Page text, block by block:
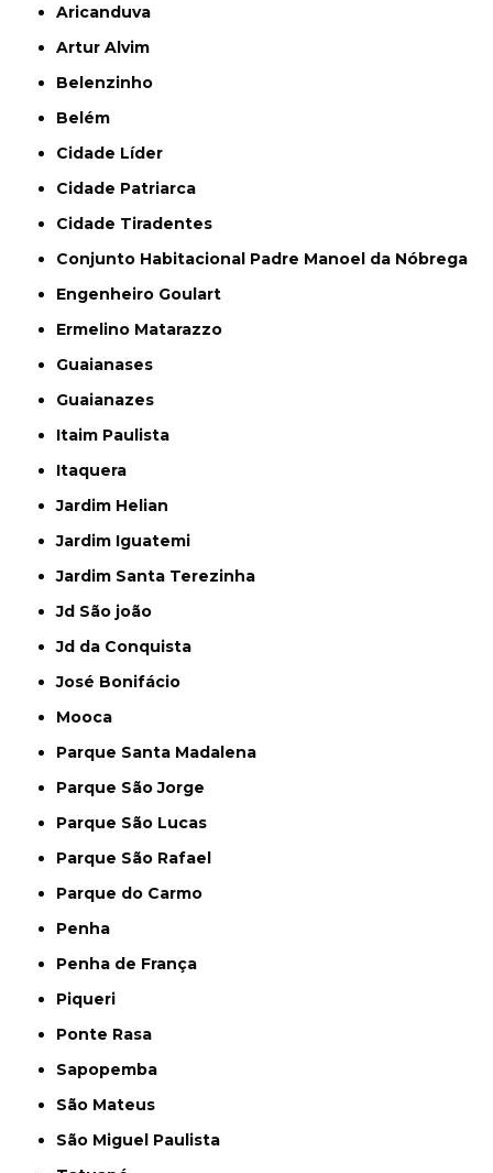
Aricanduva
Artur Alvim
Belenzinho
Belém
Cidade Líder
Cidade Patriarca
Cidade Tiradentes
Conjunto Habitacional Padre Manoel da Nóbrega
Engenheiro Goulart
Ermelino Matarazzo
Guaianases
Guaianazes
Itaim Paulista
Itaquera
Jardim Helian
Jardim Iguatemi
Jardim Santa Terezinha
Jd São joão
Jd da Conquista
José Bonifácio
Mooca
Parque Santa Madalena
Parque São Jorge
Parque São Lucas
Parque São Rafael
Parque do Carmo
Penha
Penha de França
Piqueri
Ponte Rasa
Sapopemba
São Mateus
São Miguel Paulista